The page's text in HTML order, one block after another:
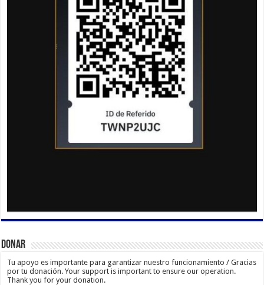
Donar
Tu apoyo es importante para garantizar nuestro funcionamiento / Gracias
por tu donación. Your support is important to ensure our operation.
Thank you for your donation.